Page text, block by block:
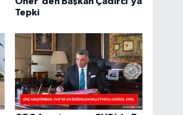
Tepki